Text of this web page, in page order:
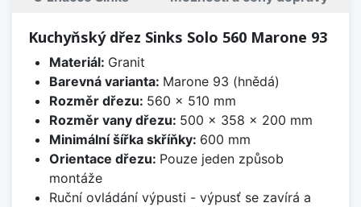
Kuchyňský dřez Sinks Solo 560 Marone 93
Materiál: Granit
Barevná varianta: Marone 93 (hnědá)
Rozměr dřezu: 560 x 510 mm
Rozměr vany dřezu: 500 x 358 x 200 mm
Minimální šířka skříňky: 600 mm
Orientace dřezu: Pouze jeden způsob
montáže
Ruční ovládání výpusti - výpusť se zavírá a